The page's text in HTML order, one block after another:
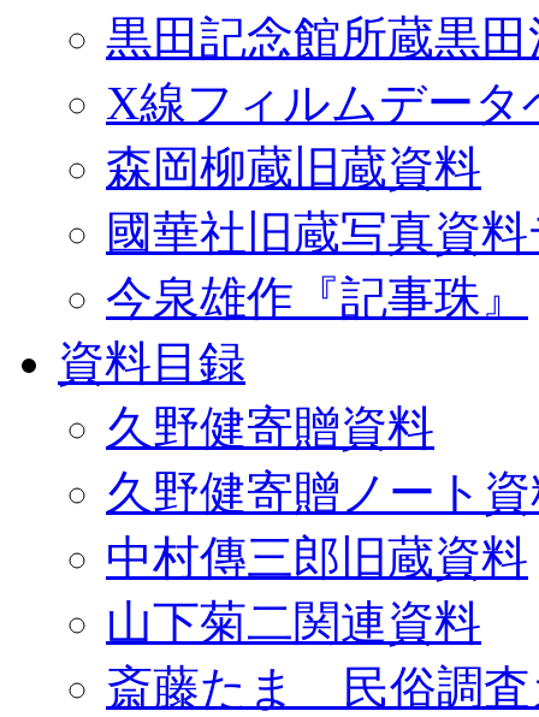
黒田記念館所蔵黒
X線フィルムデータ
森岡柳蔵旧蔵資料
國華社旧蔵写真資
今泉雄作『記事珠』
資料目録
久野健寄贈資料
久野健寄贈ノート
中村傳三郎旧蔵資料
山下菊二関連資料
斎藤たま 民俗調査